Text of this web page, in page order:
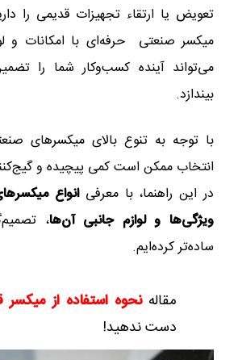
تعویض یا ارتقاء تجهیزات قدیمی را
میکسر صنعتی حرفه‌ای با امکانات و
می‌تواند آینده کسب‌وکار شما را
بیندازد.
با توجه به تنوع بالای میکسرهای
انتخاب ممکن است کمی پیچیده و
در این راهنما، با معرفیانواع
ویژگی‌ها و لوازم جانبی آن‌ها،
ساده‌تر کرده‌ایم.
مقالهنحوه استفاده از میکسر
دست ندهید!